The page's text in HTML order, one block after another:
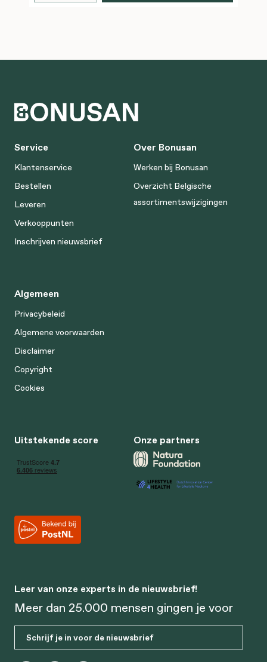
Service
Klantenservice
Bestellen
Leveren
Verkooppunten
Inschrijven nieuwsbrief
Over Bonusan
Werken bij Bonusan
Overzicht Belgische
assortimentswijzigingen
Algemeen
Privacybeleid
Algemene voorwaarden
Disclaimer
Copyright
Cookies
Uitstekende score Onze partners
Leer van onze experts in de nieuwsbrief!
Meer dan 25.000 mensen gingen je voor
Schrijf je in voor de nieuwsbrief